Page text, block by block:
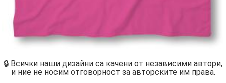
🔒 Всички наши дизайни са качени от независими автори,
и ние не носим отговорност за авторските им права.